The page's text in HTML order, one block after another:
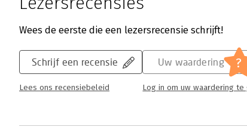
Wees de eerste die een lezersrecensie schrijft!
Schrijf een recensie
Lees ons recensiebeleid
Uw waardering ?
Log in om uw waardering te